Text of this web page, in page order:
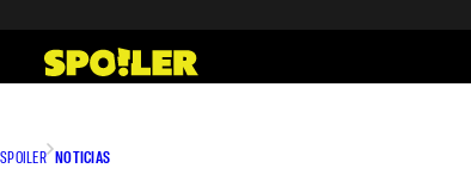
contenido
SPOILER NOTICIAS